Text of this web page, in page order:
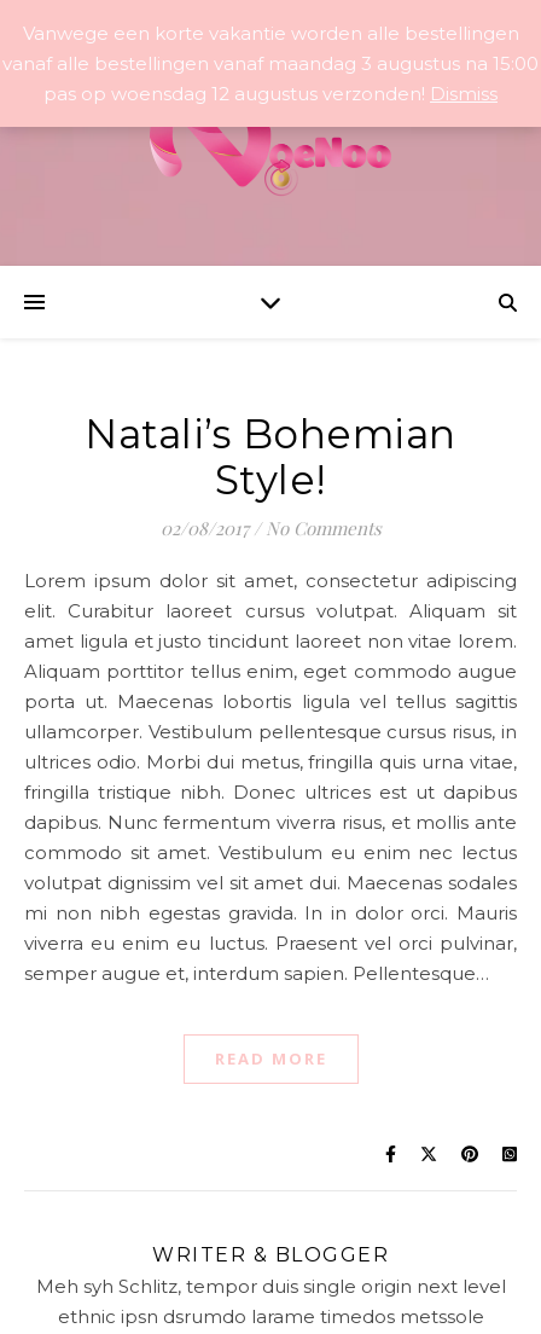
Natali’s Bohemian
Style!
02/08/2017 / No Comments
Lorem ipsum dolor sit amet, consectetur adipiscing
elit. Curabitur laoreet cursus volutpat. Aliquam sit
amet ligula et justo tincidunt laoreet non vitae lorem.
Aliquam porttitor tellus enim, eget commodo augue
porta ut. Maecenas lobortis ligula vel tellus sagittis
ullamcorper. Vestibulum pellentesque cursus risus, in
ultrices odio. Morbi dui metus, fringilla quis urna vitae,
fringilla tristique nibh. Donec ultrices est ut dapibus
dapibus. Nunc fermentum viverra risus, et mollis ante
commodo sit amet. Vestibulum eu enim nec lectus
volutpat dignissim vel sit amet dui. Maecenas sodales
mi non nibh egestas gravida. In in dolor orci. Mauris
viverra eu enim eu luctus. Praesent vel orci pulvinar,
semper augue et, interdum sapien. Pellentesque…
READ MORE
WRITER & BLOGGER
Meh syh Schlitz, tempor duis single origin next level
ethnic ipsn dsrumdo larame timedos metssole
Vanwege een korte vakantie worden alle bestellingen
vanaf alle bestellingen vanaf maandag 3 augustus na 15:00
pas op woensdag 12 augustus verzonden! Dismiss